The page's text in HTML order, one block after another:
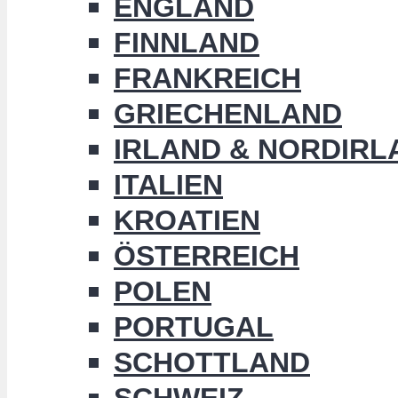
ENGLAND
FINNLAND
FRANKREICH
GRIECHENLAND
IRLAND &
ITALIEN
KROATIEN
ÖSTERREICH
POLEN
PORTUGAL
SCHOTTLAND